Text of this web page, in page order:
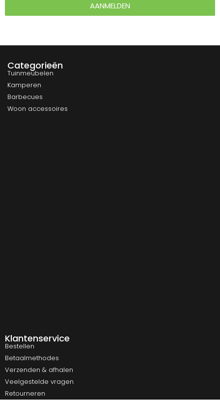
AANMELDEN
Categorieën
Tuinmeubelen
Kamperen
Barbecues
Woon accessoires
Klantenservice
Bestellen
Betaalmethodes
Verzenden & afhalen
Veelgestelde vragen
Retourneren